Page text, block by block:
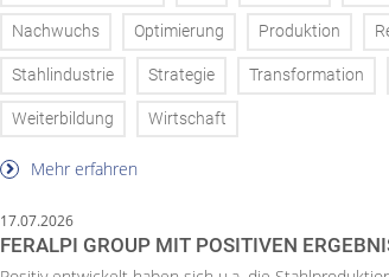
Nachwuchs Optimierung Produktion
Stahlindustrie Strategie Transformation
Weiterbildung Wirtschaft
Mehr erfahren
17.07.2026
FERALPI GROUP MIT POSITIVEN